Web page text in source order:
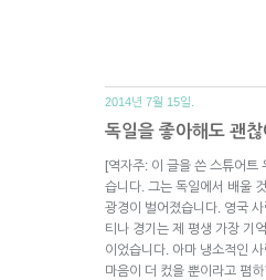
2014년 7월 15일.
독일을 좋아해도 괜찮
[역자주: 이 글을 쓴 스튜어트
습니다. 그는 독일에서 배울
광경이 벌어졌습니다. 영국
티나 경기는 제 평생 가장 기
이었습니다. 아마 냉소적인
마음이 더 컸을 뿐이라고 폄